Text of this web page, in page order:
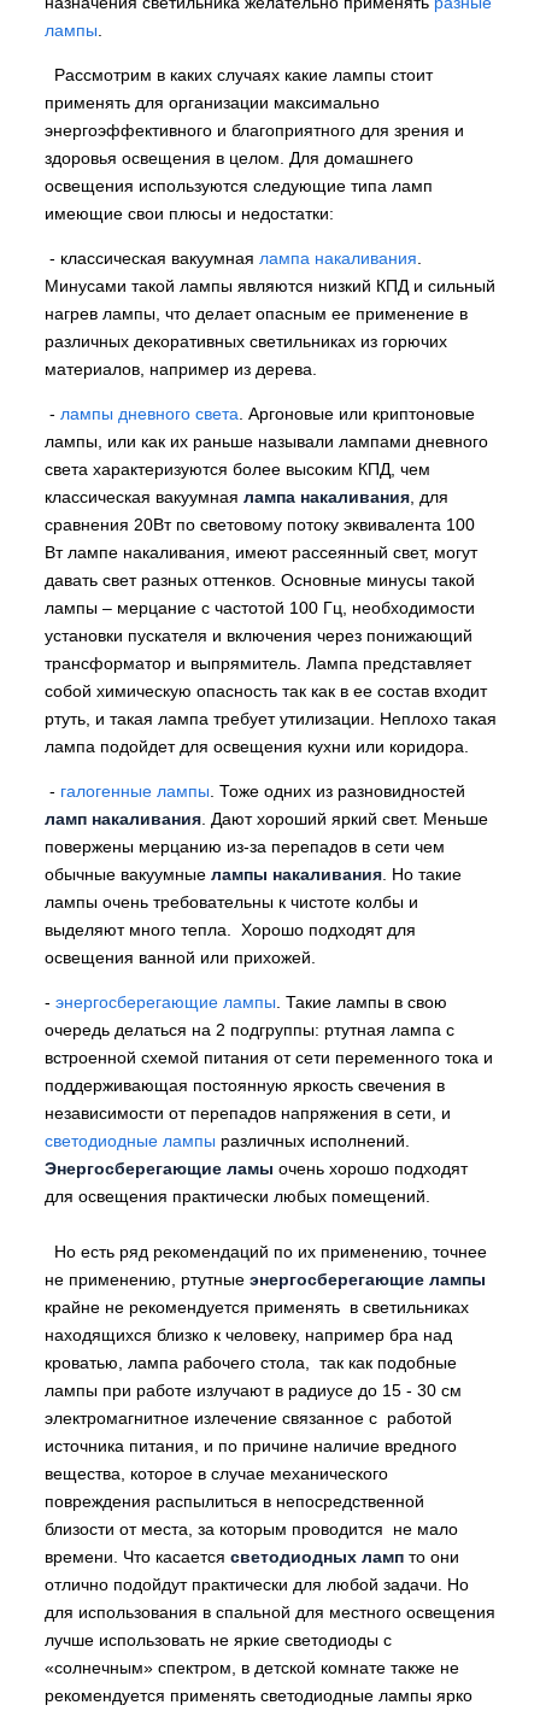
лампы
Рассмотрим в каких случаях какие лампы стоит
применять для организации максимально
энергоэффективного и благоприятного для зрения и
здоровья освещения в целом. Для домашнего
освещения используются следующие типа ламп
имеющие свои плюсы и недостатки:
- классическая вакуумная лампа накаливания
Минусами такой лампы являются низкий КПД и сильный
нагрев лампы, что делает опасным ее применение в
различных декоративных светильниках из горючих
материалов, например из дерева.
- лампы дневного света . Аргоновые или криптоновые
лампы, или как их раньше называли лампами дневного
света характеризуются более высоким КПД, чем
классическая вакуумная лампа накаливания , для
сравнения 20Вт по световому потоку эквивалента 100
Вт лампе накаливания, имеют рассеянный свет, могут
давать свет разных оттенков. Основные минусы такой
лампы – мерцание с частотой 100 Гц, необходимости
установки пускателя и включения через понижающий
трансформатор и выпрямитель. Лампа представляет
собой химическую опасность так как в ее состав входит
ртуть, и такая лампа требует утилизации. Неплохо такая
лампа подойдет для освещения кухни или коридора.
- галогенные лампы . Тоже одних из разновидностей
ламп накаливания . Дают хороший яркий свет. Меньше
повержены мерцанию из-за перепадов в сети чем
обычные вакуумные лампы накаливания . Но такие
лампы очень требовательны к чистоте колбы и
выделяют много тепла. Хорошо подходят для
освещения ванной или прихожей.
- энергосберегающие лампы . Такие лампы в свою
очередь делаться на 2 подгруппы: ртутная лампа с
встроенной схемой питания от сети переменного тока и
поддерживающая постоянную яркость свечения в
независимости от перепадов напряжения в сети, и
светодиодные лампы различных исполнений.
Энергосберегающие ламы очень хорошо подходят
для освещения практически любых помещений.
Но есть ряд рекомендаций по их применению, точнее
не применению, ртутные энергосберегающие лампы
крайне не рекомендуется применять в светильниках
находящихся близко к человеку, например бра над
кроватью, лампа рабочего стола, так как подобные
лампы при работе излучают в радиусе до 15 - 30 см
электромагнитное излечение связанное с работой
источника питания, и по причине наличие вредного
вещества, которое в случае механического
повреждения распылиться в непосредственной
близости от места, за которым проводится не мало
времени. Что касается светодиодных ламп то они
отлично подойдут практически для любой задачи. Но
для использования в спальной для местного освещения
лучше использовать не яркие светодиоды с
«солнечным» спектром, в детской комнате также не
рекомендуется применять светодиодные лампы ярко